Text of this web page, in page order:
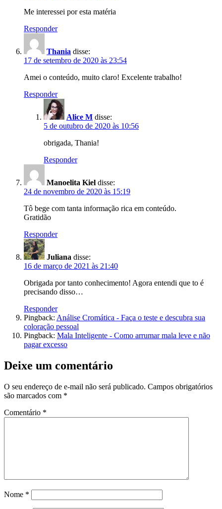
Me interessei por esta matéria
Responder
Thania disse:
17 de setembro de 2020 às 23:54
Amei o conteúdo, muito claro! Excelente trabalho!
Responder
Alice M disse:
5 de outubro de 2020 às 10:56
obrigada, Thania!
Responder
Manoelita Kiel disse:
24 de novembro de 2020 às 15:19
Tô bege com tanta informação rica em conteúdo.
Gratidão
Responder
Juliana disse:
16 de março de 2021 às 21:40
Obrigada por tanto conhecimento! Agora entendi que to é
precisando disso…
Responder
Pingback: Análise Cromática - Faça o teste e descubra sua
coloração pessoal
Pingback: Mala Inteligente - Como arrumar mala leve e não
pagar excesso
Deixe um comentário
O seu endereço de e-mail não será publicado. Campos obrigatórios
são marcados com *
Comentário *
Nome *